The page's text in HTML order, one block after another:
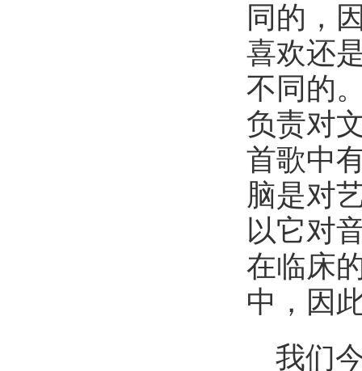
同的，
喜欢还
不同的
负责对
首歌中
脑是对
以它对
在临床
中，因
我们